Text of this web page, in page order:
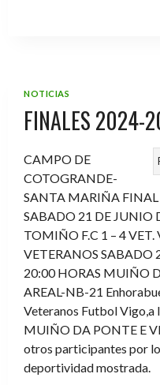
NOTICIAS
FINALES 2024-
CAMPO DE
COTOGRANDE-
SANTA MARIÑA FINAL
SABADO 21 DE JUNIO
TOMIÑO F.C 1 – 4 VET.
VETERANOS SABADO
20:00 HORAS MUIÑO
AREAL-NB-21
Veteranos Futbol Vigo,a
MUIÑO DA PONTE E
otros participantes por
deportividad mostrada.